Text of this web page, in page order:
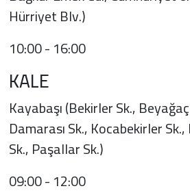
Hürriyet Blv.)
10:00 - 16:00
KALE
Kayabaşı (Bekirler Sk.,
Damarası Sk., Kocabekirler
Sk., Paşallar Sk.)
09:00 - 12:00